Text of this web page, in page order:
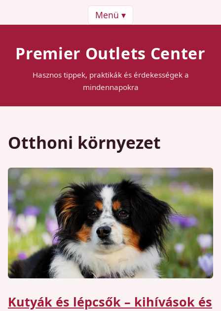
Menü ▾
Premier Outlets Center
Hasznos tippek, praktikák és érdekességek a
mindennapokra
Otthoni környezet
Kutyák és lépcsők – kihívások és